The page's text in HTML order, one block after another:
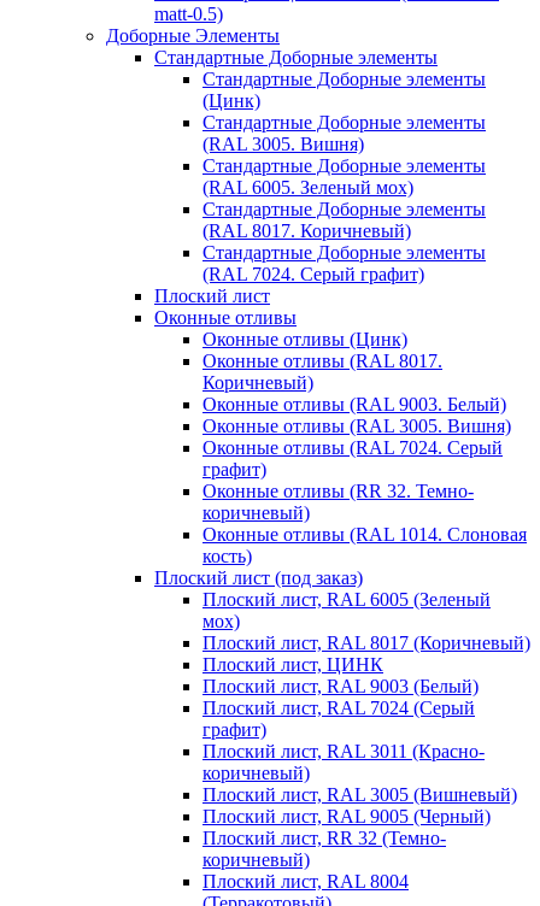
matt-0.5)
Доборные Элементы
Стандартные Доборные элементы
Стандартные Доборные элементы
(Цинк)
Стандартные Доборные элементы
(RAL 3005. Вишня)
Стандартные Доборные элементы
(RAL 6005. Зеленый мох)
Стандартные Доборные элементы
(RAL 8017. Коричневый)
Стандартные Доборные элементы
(RAL 7024. Серый графит)
Плоский лист
Оконные отливы
Оконные отливы (Цинк)
Оконные отливы (RAL 8017.
Коричневый)
Оконные отливы (RAL 9003. Белый)
Оконные отливы (RAL 3005. Вишня)
Оконные отливы (RAL 7024. Серый
графит)
Оконные отливы (RR 32. Темно-
коричневый)
Оконные отливы (RAL 1014. Слоновая
кость)
Плоский лист (под заказ)
Плоский лист, RAL 6005 (Зеленый
мох)
Плоский лист, RAL 8017 (Коричневый)
Плоский лист, ЦИНК
Плоский лист, RAL 9003 (Белый)
Плоский лист, RAL 7024 (Серый
графит)
Плоский лист, RAL 3011 (Красно-
коричневый)
Плоский лист, RAL 3005 (Вишневый)
Плоский лист, RAL 9005 (Черный)
Плоский лист, RR 32 (Темно-
коричневый)
Плоский лист, RAL 8004